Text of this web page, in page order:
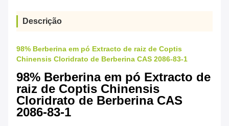
Descrição
98% Berberina em pó Extracto de raiz de Coptis
Chinensis Cloridrato de Berberina CAS 2086-83-1
98% Berberina em pó Extracto de
raiz de Coptis Chinensis
Cloridrato de Berberina CAS
2086-83-1